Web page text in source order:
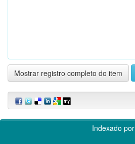
Mostrar registro completo do item
Indexado por